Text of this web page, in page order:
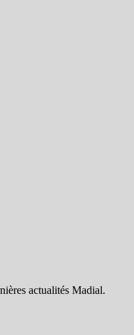
actualités Madial.